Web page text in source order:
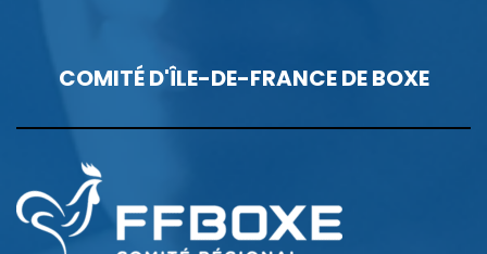
COMITÉ D'ÎLE-DE-FRANCE DE BOXE